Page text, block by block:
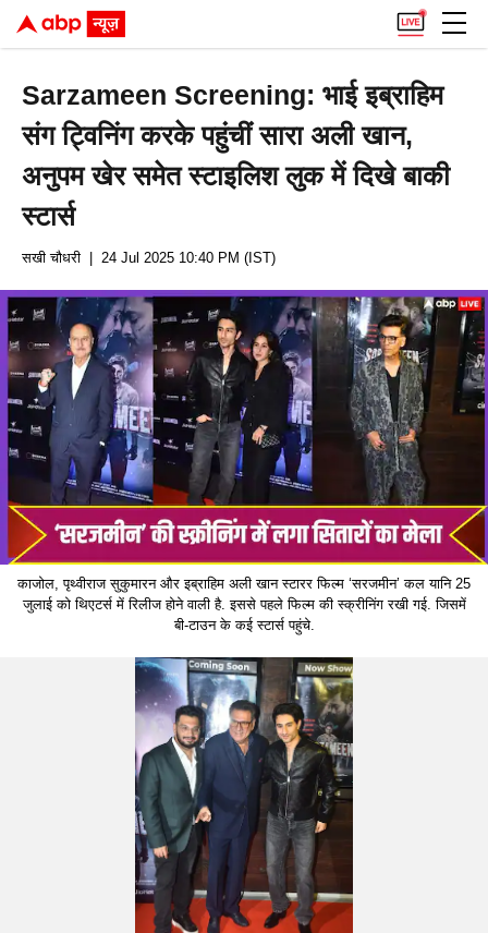
Sarzameen Screening: भाई इब्राहिम
संग ट्विनिंग करके पहुंचीं सारा अली खान,
अनुपम खेर समेत स्टाइलिश लुक में दिखे बाकी
स्टार्स
सखी चौधरी | 24 Jul 2025 10:40 PM (IST)
काजोल, पृथ्वीराज सुकुमारन और इब्राहिम अली खान स्टारर फिल्म ‘सरजमीन’ कल यानि 25
जुलाई को थिएटर्स में रिलीज होने वाली है. इससे पहले फिल्म की स्क्रीनिंग रखी गई. जिसमें
बी-टाउन के कई स्टार्स पहुंचे.